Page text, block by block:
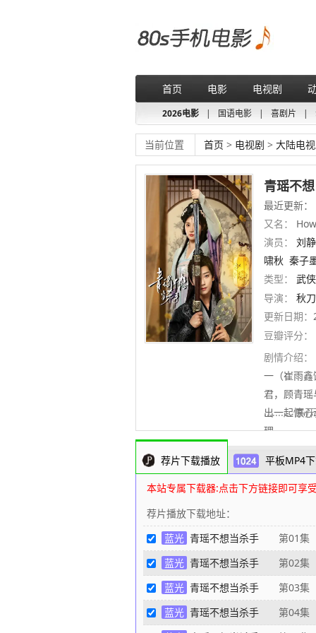
首页 电影 电视剧
2026电影 | 国语电影 | 喜剧片 |
当前位置 首页 > 电视剧 > 大陆电
青瑶不
最近更新
又名：
演员：
刘
啸秋 秦子
类型：
武侠
导演：
秋
更新日期：
豆瓣评分：
剧情介绍：
一（崔雨
君，顾青
出一起惊
理
.......... 展
荐片下载播放 平板MP4
本站专属下载器:点击下方链接即可享
荐片播放下载地址：
蓝光 青瑶不想当杀手 第01集
蓝光 青瑶不想当杀手 第02集
蓝光 青瑶不想当杀手 第03集
蓝光 青瑶不想当杀手 第04集